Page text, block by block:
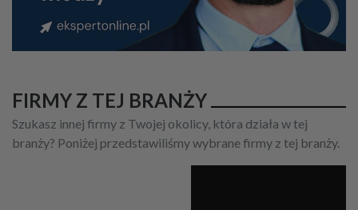
FIRMY Z TEJ BRANŻY
Szukasz innej firmy z Twojej okolicy, która działa w tej
branży? Poniżej przedstawiliśmy wybrane firmy z tej branży.